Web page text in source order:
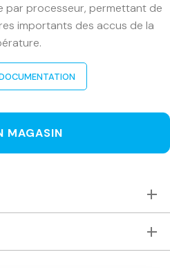
par processeur, permettant de
importants des accus de la
MAGASIN
machines à bois